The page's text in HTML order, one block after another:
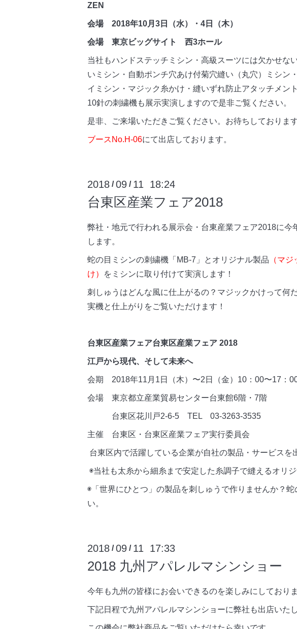
ZEN
会場 2018年10月3日（水）・4日（木）
会場 東京ビッグサイト 西3ホール
当社もハンドステッチミシン・高級スーツには欠かせな
いミシン・自動ポンチ穴あけ付菊穴縫い（丸穴）ミシン
イミシン・マジック糸かけ・縫いずれ防止アタッチメ
10針の刺繍機も展示実演しますので是非ご覧ください。
是非、ご来場いただきご覧ください。お待ちしております
ブースNo.H-06にて出店しております。
2018 /09 / 11 18:24
台東区産業フェア2018
弊社・地元で行われる展示会・台東産業フェア2018に今
します。
蛇の目ミシンの刺繍機「MB-7」とオリジナル製品 （マ
け）
をミシンに取り付けて実演します！
刺しゅうはどんな風に仕上がるの？マジックかけって何
実機と仕上がりをご覧いただけます！
台東区産業フェア台東区産業フェア 2018
江戸から現代、そして未来へ
会期 2018年11月1日（木）〜2日（金）10：00〜17：
会場 東京都立産業貿易センター台東館6階・7階
台東区花川戸2-6-5 TEL 03-3263-3535
主催 台東区・台東区産業フェア実行委員会
台東区内で活躍している企業が自社の製品・サービスを
◉当社も太糸から細糸まで安定した糸調子で縫えるオリ
◉「世界にひとつ」の製品を刺しゅうで作りませんか？
い。
2018 /09 / 11 17:33
2018 九州アパレルマシンショー
今年も九州の皆様にお会いできるのを楽しみにしておりま
下記日程で九州アパレルマシンショーに弊社も出店いたし